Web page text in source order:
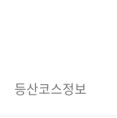
등산코스정보